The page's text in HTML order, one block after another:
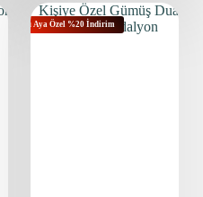
Bu Aya Özel %20 İndirim